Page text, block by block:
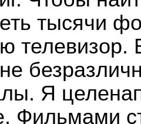
тысячи
Я
Фильмами